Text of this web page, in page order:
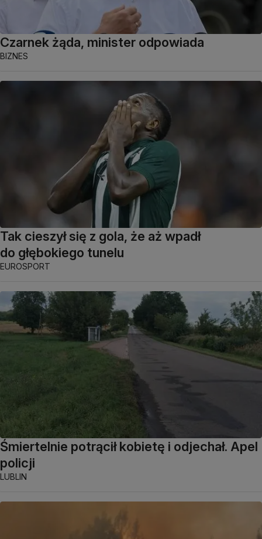
Czarnek żąda, minister odpowiada
BIZNES
Tak cieszył się z gola, że aż wpadł
do głębokiego tunelu
EUROSPORT
Śmiertelnie potrącił kobietę i odjechał. Apel
policji
LUBLIN